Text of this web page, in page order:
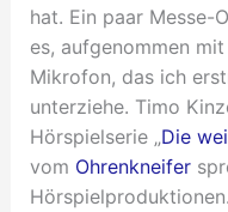
hat. Ein paar Messe-
es, aufgenommen mit
Mikrofon, das ich
unterziehe. Timo
Hörspielserie „Die
vom Ohrenkneifer